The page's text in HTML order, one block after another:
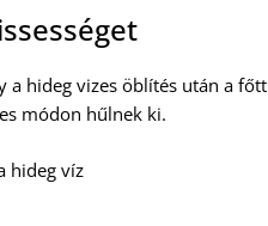
a hideg vizes öblítés után a főtt
módon hűlnek ki.
hideg víz